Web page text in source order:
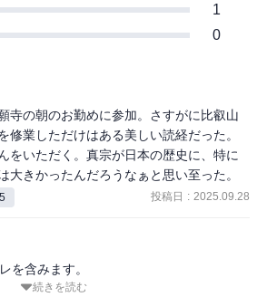
1
0
寺の朝のお勤めに参加。さすがに比叡山
修業しただけはある美しい読経だった。
をいただく。真宗が日本の歴史に、特に
大きかったんだろうなぁと思い至った。
投稿日 : 2025.09.28
を含みます。
した。 続きを読む